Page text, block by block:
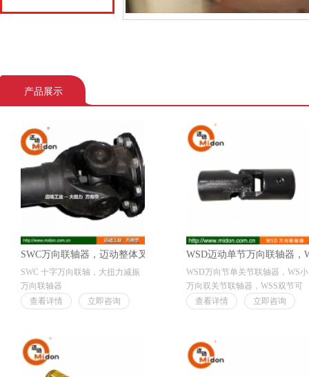
产品展示
SWC万向联轴器，迈动整体叉头十字万向联轴器
SWC 十字万向联轴，大扭力减振
万向联轴器
1、可伸缩性，方便安装和调整，
2、最大的特点是具有较大的角向
补偿能力，满足15﹪~25﹪的轴向
折射角。
查看详情 立即咨询
WSD迈动单节万向联轴器，
WSD万向节单关节联轴器，WS小
万向双关节联轴器，WSS双节可
伸缩万向联轴器 ，WXD
体积小，扭力大，角向轴向和径
大补偿能力。
2、允许两轴间平角在限定的范围
查看详情 立即咨询